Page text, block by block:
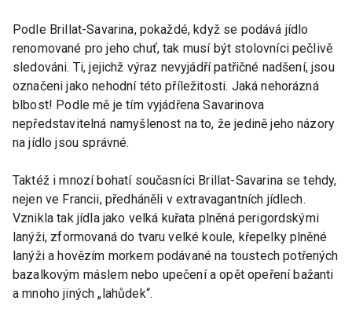
Podle Brillat-Savarina, pokaždé, když se podává jídlo
renomované pro jeho chuť, tak musí být stolovníci pečlivě
sledováni. Ti, jejichž výraz nevyjádří patřičné nadšení, jsou
označeni jako nehodní této příležitosti. Jaká nehorázná
blbost! Podle mě je tím vyjádřena Savarinova
nepředstavitelná namyšlenost na to, že jedině jeho názory
na jídlo jsou správné.
Taktéž i mnozí bohatí současníci Brillat-Savarina se tehdy,
nejen ve Francii, předháněli v extravagantních jídlech.
Vznikla tak jídla jako velká kuřata plněná perigordskými
lanýži, zformovaná do tvaru velké koule, křepelky plněné
lanýži a hovězím morkem podávané na toustech potřených
bazalkovým máslem nebo upečení a opět opeření bažanti
a mnoho jiných „lahůdek“.